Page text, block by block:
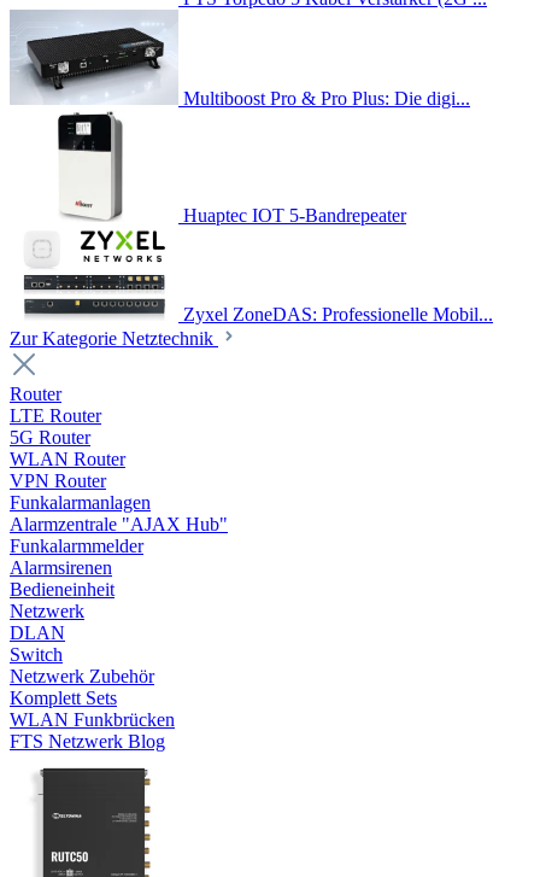
Multiboost Pro & Pro Plus: Die digi...
Huaptec IOT 5-Bandrepeater
Zyxel ZoneDAS: Professionelle Mobil...
Zur Kategorie Netztechnik
Router
LTE Router
5G Router
WLAN Router
VPN Router
Funkalarmanlagen
Alarmzentrale "AJAX Hub"
Funkalarmmelder
Alarmsirenen
Bedieneinheit
Netzwerk
DLAN
Switch
Netzwerk Zubehör
Komplett Sets
WLAN Funkbrücken
FTS Netzwerk Blog